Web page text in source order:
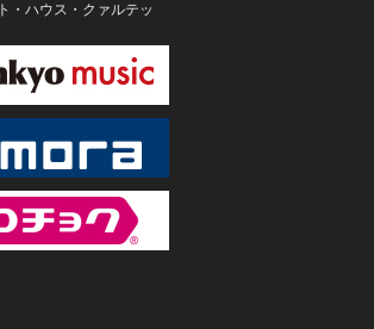
・ハウス・クァルテッ
ーバー、デビッド・サ
Kulkarni/松本 泉美
・スタタマー、ウンフ
サート、ラオス国立音